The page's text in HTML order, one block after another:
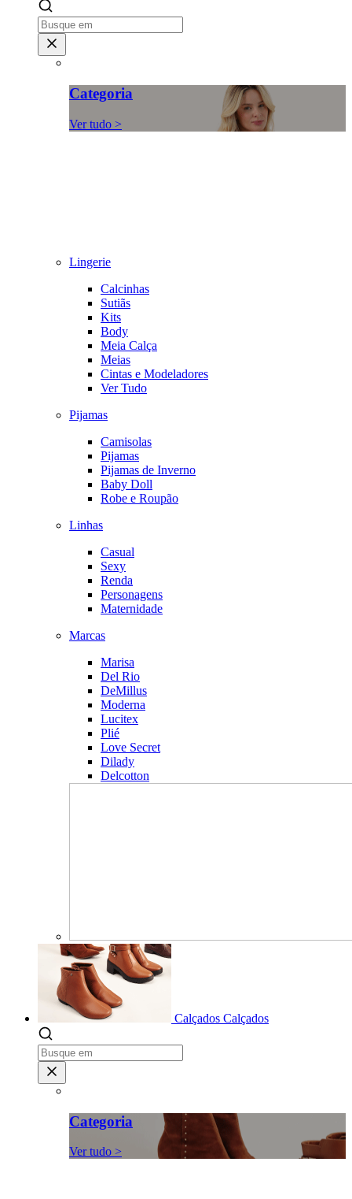
Categoria
Ver tudo >
Lingerie
Calcinhas
Sutiãs
Kits
Body
Meia Calça
Meias
Cintas e Modeladores
Ver Tudo
Pijamas
Camisolas
Pijamas
Pijamas de Inverno
Baby Doll
Robe e Roupão
Linhas
Casual
Sexy
Renda
Personagens
Maternidade
Marcas
Marisa
Del Rio
DeMillus
Moderna
Lucitex
Plié
Love Secret
Dilady
Delcotton
Calçados Calçados
Categoria
Ver tudo >